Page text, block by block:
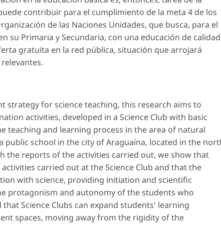
contribuir para el cumplimiento de la meta 4 de los
de las Naciones Unidades, que busca, para el
su Primaria y Secundaria, con una educación de
gratuita en la red pública, situación que arrojará
strategy for science teaching, this research aims to
activities, developed in a Science Club with basic
teaching and learning process in the area of ​​natural
public school in the city of Araguaína, located in the
the reports of the activities carried out, we show that
carried out at the Science Club and that the
with science, providing initiation and scientific
protagonism and autonomy of the students who
Science Clubs can expand students' learning
spaces, moving away from the rigidity of the